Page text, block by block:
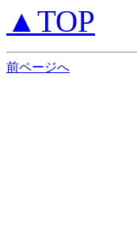
▲TOP
前ページへ